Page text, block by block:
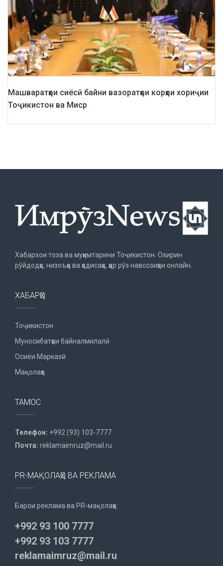
Машваратҳои сиёсӣ байни вазоратҳои корҳои хориҷии
Тоҷикистон ва Миср
Хабархои тоза ва муҳимтарини Тоҷикистон. Охирин
рӯйдодҳо, низоъҳо ва ҳодисаҳо, ҳар рӯз навсозиҳои онлайн.
ХАБАРҲО
Тоҷикистон
Муносибатҳои байналмилалӣ
Осиёи Марказӣ
Мақолаҳо
ТАМОС
Телефон: +992 (93) 103-7777
Почта: reklamaimruz@mail.ru
PR-МАҚОЛАҲО ВА РЕКЛАМА
Барои реклама ва PR-мақолаҳо:
+992 93 100 7777
+992 93 103 7777
reklamaimruz@mail.ru